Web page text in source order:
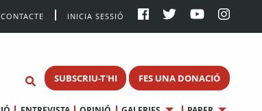
CONTACTE INICIA SESSIÓ
SUBSCRIU-T'HI FES UNA DONACIÓ